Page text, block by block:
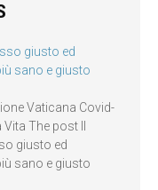
giusto ed
sano e giusto
Vaticana Covid-
The post Il
giusto ed
sano e giusto